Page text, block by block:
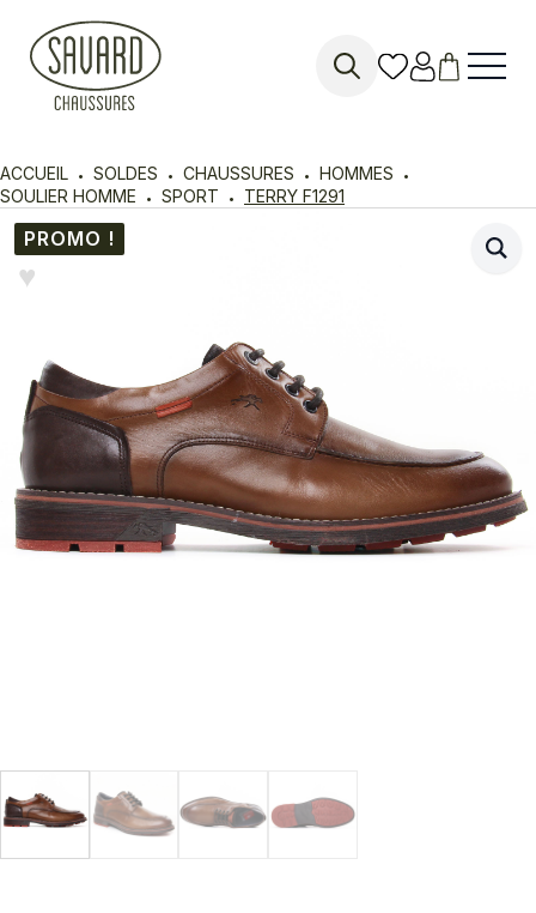
ACCUEIL SOLDES CHAUSSURES
HOMMES
SOULIER HOMME
SPORT TERRY F1291
PROMO !
♥︎